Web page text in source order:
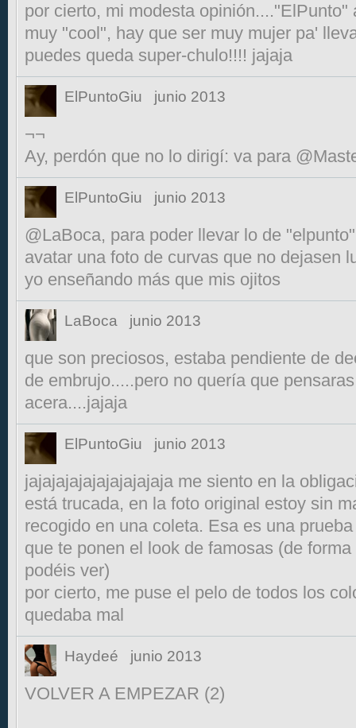
por cierto, mi modesta opinión...."ElPunto"
muy "cool", hay que ser muy mujer pa'
puedes queda super-chulo!!!! jajaja
ElPuntoGiu junio 2013
¬¬
Ay, perdón que no lo dirigí: va para
ElPuntoGiu junio 2013
@LaBoca, para poder llevar lo de
avatar una foto de curvas que no dejasen
yo enseñando más que mis ojitos
LaBoca junio 2013
que son preciosos, estaba pendiente de
de embrujo.....pero no quería que
acera....jajaja
ElPuntoGiu junio 2013
jajajajajajajajajajaja me siento en la
está trucada, en la foto original estoy sin
recogido en una coleta. Esa es una
que te ponen el look de famosas (de
podéis ver)
por cierto, me puse el pelo de todos los
quedaba mal
Haydeé junio 2013
VOLVER A EMPEZAR (2)